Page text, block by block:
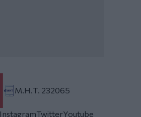
Μ.Η.Τ. 232065
InstagramTwitterYoutube